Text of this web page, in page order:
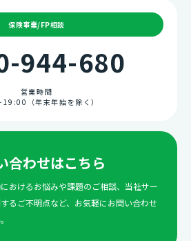
保険事業/FP相談
944-680
営業時間
（年末年始を除く）
合わせはこちら
おけるお悩みや課題のご相談、当社サー
るご不明点など、お気軽にお問い合わせ